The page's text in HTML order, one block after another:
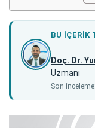
BU IÇERIK
Doç. Dr.
Uzmanı
Son